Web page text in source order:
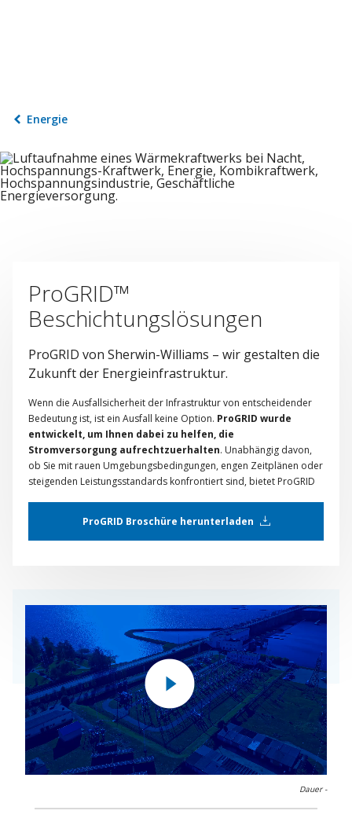
Energie
ProGRID™
Beschichtungslösungen
ProGRID von Sherwin-Williams – wir gestalten die
Zukunft der Energieinfrastruktur.
Wenn die Ausfallsicherheit der Infrastruktur von entscheidender
Bedeutung ist, ist ein Ausfall keine Option. ProGRID wurde
entwickelt, um Ihnen dabei zu helfen, die
Stromversorgung aufrechtzuerhalten. Unabhängig davon,
ob Sie mit rauen Umgebungsbedingungen, engen Zeitplänen oder
steigenden Leistungsstandards konfrontiert sind, bietet ProGRID
Produkt wird durch die globale Expertise von Sherwin-Williams
unterstützt, um sicherzustellen, dass Ihre Anlagen für die Zukunft
gerüstet sind.
ProGRID Broschüre herunterladen
0:00 / 0:37
Dauer -